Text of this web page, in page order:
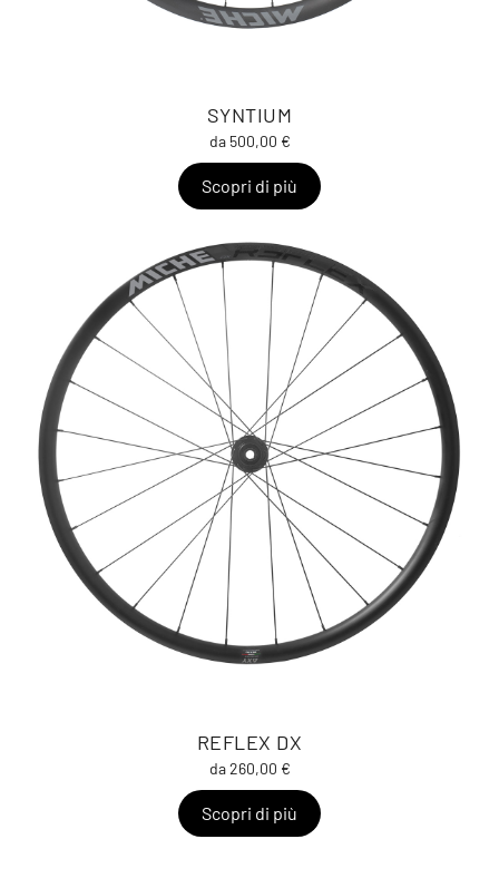
SYNTIUM
da 500,00 €
Scopri di più
REFLEX DX
da 260,00 €
Scopri di più